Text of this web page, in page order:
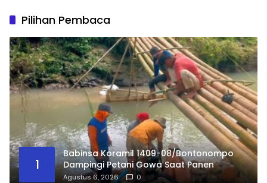
Pilihan Pembaca
1
Babinsa Koramil 1409-08/Bontonompo
Dampingi Petani Gowa Saat Panen
Agustus 6, 2026 0